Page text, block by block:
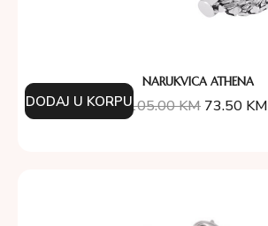
NARUKVICA ATHENA
105.00KM 73.50 KM
DODAJ U KORPU